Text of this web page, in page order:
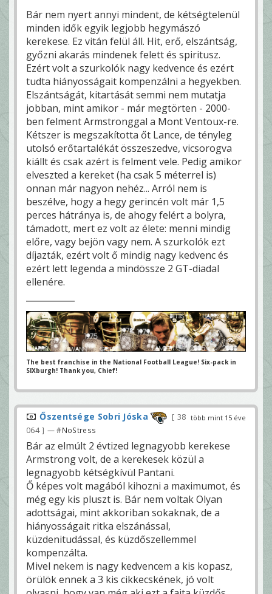
Bár nem nyert annyi mindent, de kétségtelenül
minden idők egyik legjobb hegymászó
kerekese. Ez vitán felül áll. Hit, erő, elszántság,
győzni akarás mindenek felett és spiritusz.
Ezért volt a szurkolók nagy kedvence és ezért
tudta hiányosságait kompenzálni a hegyekben.
Elszántságát, kitartását semmi nem mutatja
jobban, mint amikor - már megtörten - 2000-
ben felment Armstronggal a Mont Ventoux-re.
Kétszer is megszakította őt Lance, de tényleg
utolsó erőtartalékát összeszedve, vicsorogva
kiállt és csak azért is felment vele. Pedig amikor
elveszted a kereket (ha csak 5 méterrel is)
onnan már nagyon nehéz... Arról nem is
beszélve, hogy a hegy gerincén volt már 1,5
perces hátránya is, de ahogy felért a bolyra,
támadott, mert ez volt az élete: menni mindig
előre, vagy bejön vagy nem. A szurkolók ezt
díjazták, ezért volt ő mindig nagy kedvenc és
ezért lett legenda a mindössze 2 GT-diadal
ellenére.
The best franchise in the National Football League! Six-pack in
SIXburgh! Thank you, Chief!
több mint 15 éve
Őszentsége Sobri Jóska
38
064
— #NoStress
Bár az elmúlt 2 évtized legnagyobb kerekese
Armstrong volt, de a kerekesek közül a
legnagyobb kétségkívül Pantani.
Ő képes volt magából kihozni a maximumot, és
még egy kis pluszt is. Bár nem voltak Olyan
adottságai, mint akkoriban sokaknak, de a
hiányosságait ritka elszánással,
küzdenitudással, és küzdőszellemmel
kompenzálta.
Mivel nekem is nagy kedvencem a kis kopasz,
örülök ennek a 3 kis cikkecskének, jó volt